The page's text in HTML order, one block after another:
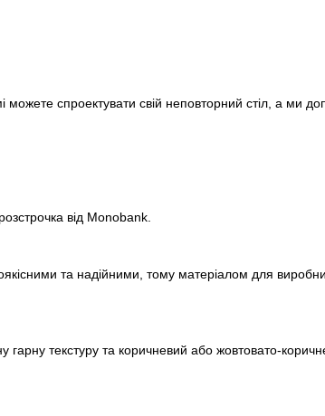
можете спроектувати свій неповторний стіл, а ми
від Monobank.
та надійними, тому матеріалом для
текстуру та коричневий або жовтовато-